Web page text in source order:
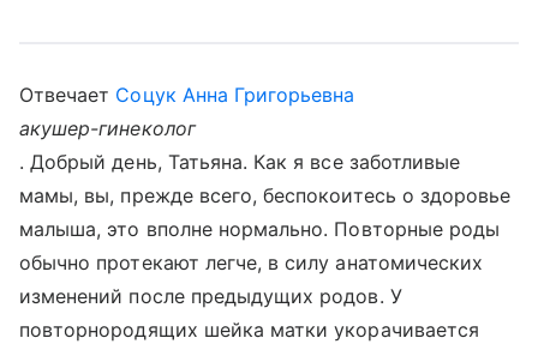
Отвечает Соцук Анна Григорьевна
акушер-гинеколог
. Добрый день, Татьяна. Как я все заботливые
мамы, вы, прежде всего, беспокоитесь о здоровье
малыша, это вполне нормально. Повторные роды
обычно протекают легче, в силу анатомических
изменений после предыдущих родов. У
повторнородящих шейка матки укорачивается